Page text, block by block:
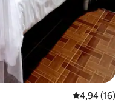
Keskmine
4,94 (16)